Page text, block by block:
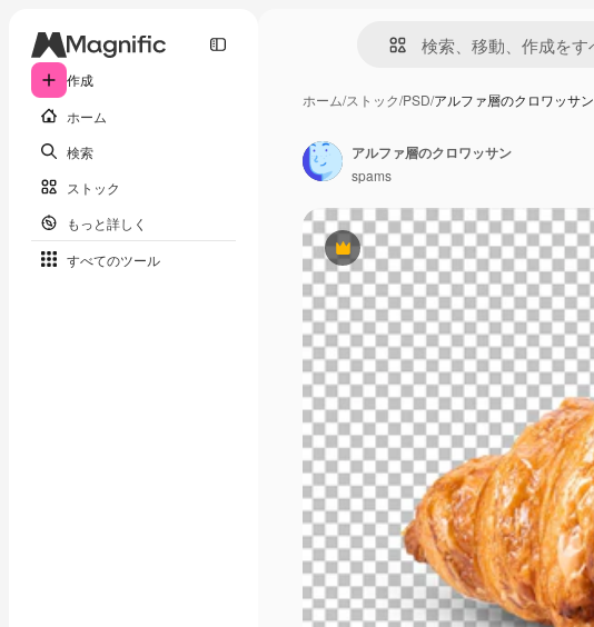
作成
ホーム
検索
ストック
もっと詳しく
すべてのツール
ホーム/ストック/PSD/アルファ層のクロワッサン
Premium
アルファ層のクロワッサン
spams